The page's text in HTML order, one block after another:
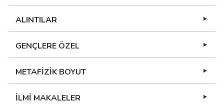
ALINTILAR
GENÇLERE ÖZEL
METAFİZİK BOYUT
İLMİ MAKALELER